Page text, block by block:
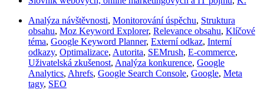
Analýza návštěvnosti, Monitorování úspěchu, Struktura
obsahu, Moz Keyword Explorer, Relevance obsahu, Klíčové
téma, Google Keyword Planner, Externí odkaz, Interní
odkazy, Optimalizace, Autorita, SEMrush, E-commerce,
Uživatelská zkušenost, Analýza konkurence, Google
Analytics, Ahrefs, Google Search Console, Google, Meta
tagy, SEO